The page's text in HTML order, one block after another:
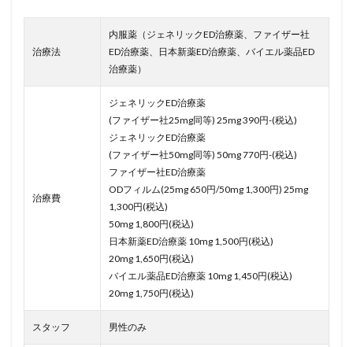
治療法
内服薬（ジェネリックED治療薬、ファイザー社
ED治療薬、日本新薬ED治療薬、バイエル薬品ED
治療薬）
治療費
ジェネリックED治療薬
(ファイザー社25mg同等) 25mg 390円-(税込)
ジェネリックED治療薬
(ファイザー社50mg同等) 50mg 770円-(税込)
ファイザー社ED治療薬
ODフィルム(25mg 650円/50mg 1,300円) 25mg
1,300円(税込)
50mg 1,800円(税込)
日本新薬ED治療薬 10mg 1,500円(税込)
20mg 1,650円(税込)
バイエル薬品ED治療薬 10mg 1,450円(税込)
20mg 1,750円(税込)
スタッフ 男性のみ